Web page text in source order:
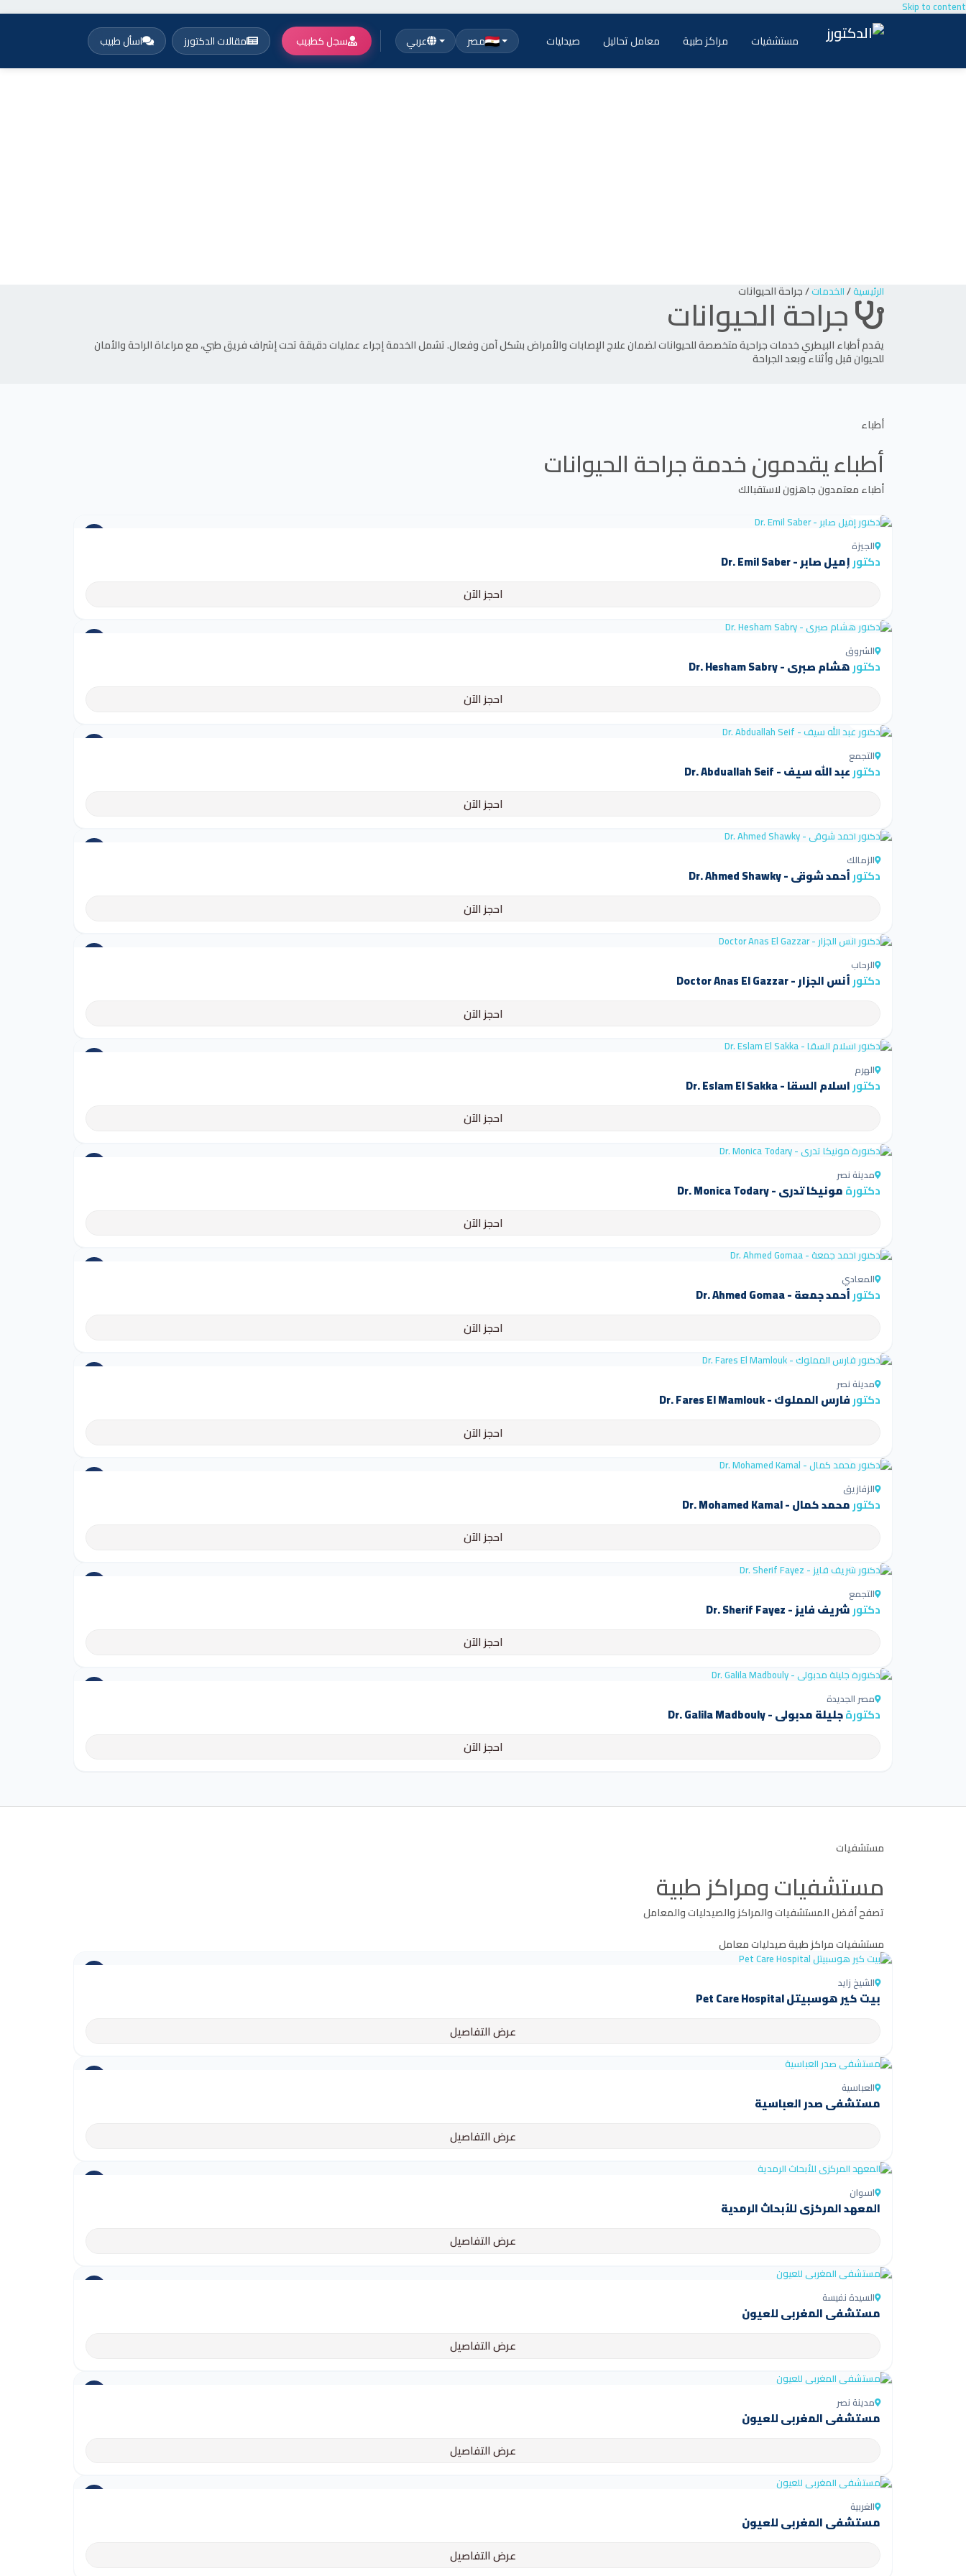
Skip to content
مستشفيات مراكز طبية معامل تحاليل صيدليات اسأل طبيب مقالات الدكتورز سجل كطبيب عربي مصر
الرئيسية/الخدمات/جراحة الحيوانات
جراحة الحيوانات
يقدم أطباء البيطري خدمات جراحية متخصصة للحيوانات لضمان علاج الإصابات والأمراض بشكل آمن وفعال. تشمل الخدمة إجراء عمليات دقيقة تحت إشراف فريق طبي، مع مراعاة الراحة والأمان
للحيوان قبل وأثناء وبعد الجراحة
أطباء
أطباء يقدمون خدمةجراحة الحيوانات
أطباء معتمدون جاهزون لاستقبالك
الجيزة
دكتورإميل صابر - Dr. Emil Saber
احجز الآن
الشروق
دكتورهشام صبري - Dr. Hesham Sabry
احجز الآن
التجمع
دكتورعبد الله سيف - Dr. Abduallah Seif
احجز الآن
الزمالك
دكتورأحمد شوقي - Dr. Ahmed Shawky
احجز الآن
الرحاب
دكتورأنس الجزار - Doctor Anas El Gazzar
احجز الآن
الهرم
دكتوراسلام السقا - Dr. Eslam El Sakka
احجز الآن
مدينة نصر
دكتورةمونيكا تدرى - Dr. Monica Todary
احجز الآن
المعادي
دكتورأحمد جمعة - Dr. Ahmed Gomaa
احجز الآن
مدينة نصر
دكتورفارس المملوك - Dr. Fares El Mamlouk
احجز الآن
الزقازيق
دكتورمحمد كمال - Dr. Mohamed Kamal
احجز الآن
التجمع
دكتورشريف فايز - Dr. Sherif Fayez
احجز الآن
مصر الجديدة
دكتورةجليلة مدبولى - Dr. Galila Madbouly
احجز الآن
مستشفيات
مستشفيات ومراكز طبية
تصفح أفضل المستشفيات والمراكز والصيدليات والمعامل
مستشفياتمراكز طبيةصيدلياتمعامل
الشيخ زايد
بيت كير هوسبيتل Pet Care Hospital
عرض التفاصيل
العباسية
مستشفى صدر العباسية
عرض التفاصيل
اسوان
المعهد المركزي للأبحاث الرمدية
عرض التفاصيل
السيدة نفيسة
مستشفى المغربي للعيون
عرض التفاصيل
مدينة نصر
مستشفى المغربي للعيون
عرض التفاصيل
الغربية
مستشفى المغربي للعيون
عرض التفاصيل